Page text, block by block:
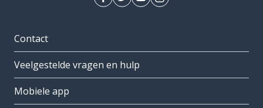
Contact
Veelgestelde vragen en hulp
Mobiele app